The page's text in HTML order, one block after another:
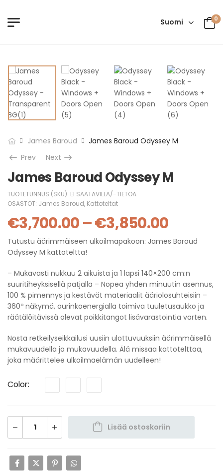
Suomi 0
James Baroud
James Baroud Odyssey M
Prev
Next
James Baroud Odyssey M
TUOTETUNNUS (SKU): EI SAATAVILLA/-TIETOA
OSASTOT: James Baroud, Kattoteltat
€3,700.00–€3,850.00
Tutustu äärimmäiseen ulkoilmapakoon: James Baroud
Odyssey M kattoteltta!
– Mukavasti nukkuu 2 aikuista ja 1 lapsi 140×200 cm:n
suuritiheyksisellä patjalla – Nopea yhden minuutin asennus,
100 % pimennys ja kestävät materiaalit ääriolosuhteisiin –
360º näkymä, aurinkoenergialla toimiva tuuletusaukko ja
räätälöitävissä olevat poikkitangot lisävarastointia varten.
Nosta retkeilyseikkailusi uusiin ulottuvuuksiin äärimmäisellä
mukavuudella ja mukavuudella. Älä missaa kattotelttaa,
joka määrittelee ulkoilmaelämän uudelleen!
Color
Lisää ostoskoriin